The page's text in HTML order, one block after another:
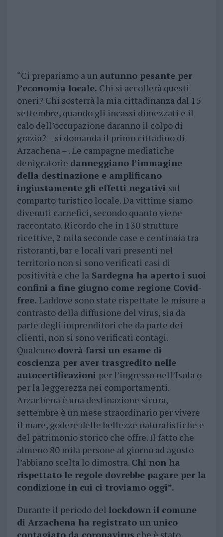
“Ci prepariamo a un autunno pesante per
l’economia locale. Chi si accollerà questi
oneri? Chi sosterrà la mia cittadinanza dal 15
settembre, quando gli incassi dimezzati e il
calo dell’occupazione daranno il colpo di
grazia? – si domanda il primo cittadino di
Arzachena – . Le campagne mediatiche
denigratorie danneggiano l’immagine
della destinazione e amplificano
ingiustamente gli effetti negativi sul
comparto turistico locale. Da vittime siamo
divenuti carnefici, secondo quanto viene
raccontato. Ricordo che in 130 strutture
ricettive, 2 mila seconde case e centinaia tra
ristoranti, bar e locali vari presenti nel
territorio non si sono verificati casi di
positività e che laSardegna ha aperto i suoi
confini a fine giugno come regione Covid-
free. Laddove sono state rispettate le misure a
contrasto della diffusione del virus, sia da
parte degli imprenditori che da parte dei
clienti, non si sono verificati contagi.
Qualcuno dovrà farsi un esame di
coscienza per aver trasgredito nelle
autocertificazioni per l’ingresso nell’Isola o
per la leggerezza nei comportamenti.
Arzachena è una destinazione sicura,
settembre è un mese straordinario per vivere
il mare, godere delle bellezze naturalistiche e
del patrimonio storico che offre. Il fatto che
almeno 80 mila persone al giorno ad agosto
l’abbiano scelta lo dimostra. Chi non ha
rispettato le regole dovrebbe pagare per la
condizione in cui ci troviamo oggi”.
Durante il periodo del lockdown il comune
di Arzachena ha registrato un unico